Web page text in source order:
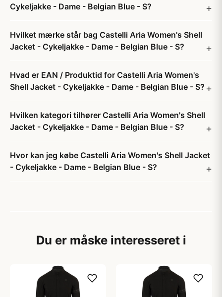
Cykeljakke - Dame - Belgian Blue - S?
Hvilket mærke står bag Castelli Aria Women's Shell
Jacket - Cykeljakke - Dame - Belgian Blue - S?
Hvad er EAN / Produktid for Castelli Aria Women's
Shell Jacket - Cykeljakke - Dame - Belgian Blue - S?
Hvilken kategori tilhører Castelli Aria Women's Shell
Jacket - Cykeljakke - Dame - Belgian Blue - S?
Hvor kan jeg købe Castelli Aria Women's Shell Jacket
- Cykeljakke - Dame - Belgian Blue - S?
Du er måske interesseret i